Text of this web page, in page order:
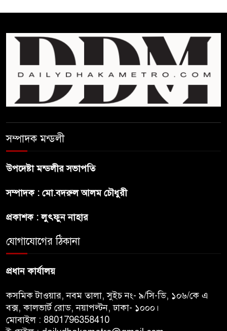
শেখ হাসিনা দেশে ফিরে আসুক,
গণহত্যার দায়ে কারাগারে যাক :
আইনমন্ত্রী
বিলুপ্ত হচ্ছে র‍্যাব,নতুন বাহিনী
‘স্পেশাল রেসপন্স ব্যাটালিয়ন’
সুযোগ পাওয়ার অভিযোগ ভিত্তিহীন
সম্পাদক মন্ডলী
উপদেষ্টা মন্ডলীর সভাপতি
সম্পাদক : মো.বদরুল আলম চৌধুরী
প্রকাশক : লুৎফুন নাহার
যোগাযোগের ঠিকানা
প্রধান কার্যালয়
কসমিক টাওয়ার, নবম তালা, সুইচ নং- ৯/সি-ডি, ১০৬/কে এ
বক্স, কালভার্ট রোড, নয়াপল্টন, ঢাকা- ১০০০।
মোবাইল : 8801796358410